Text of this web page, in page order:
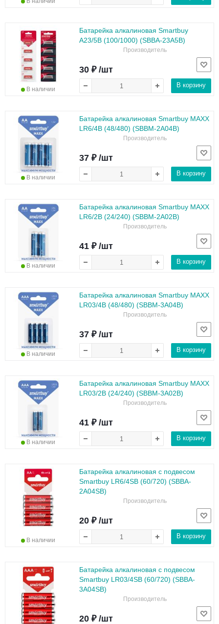
Батарейка алкалиновая Smartbuy
A23/5B (100/1000) (SBBA-23A5B)
Производитель
В наличии
30 ₽ /шт
В корзину
Батарейка алкалиновая Smartbuy MAXX
LR6/4B (48/480) (SBBM-2A04B)
Производитель
В наличии
37 ₽ /шт
В корзину
Батарейка алкалиновая Smartbuy MAXX
LR6/2B (24/240) (SBBM-2A02B)
Производитель
В наличии
41 ₽ /шт
В корзину
Батарейка алкалиновая Smartbuy MAXX
LR03/4B (48/480) (SBBM-3A04B)
Производитель
В наличии
37 ₽ /шт
В корзину
Батарейка алкалиновая Smartbuy MAXX
LR03/2B (24/240) (SBBM-3A02B)
Производитель
В наличии
41 ₽ /шт
В корзину
Батарейка алкалиновая с подвесом
Smartbuy LR6/4SB (60/720) (SBBA-
2A04SB)
Производитель
В наличии
20 ₽ /шт
В корзину
Батарейка алкалиновая с подвесом
Smartbuy LR03/4SB (60/720) (SBBA-
3A04SB)
Производитель
20 ₽ /шт